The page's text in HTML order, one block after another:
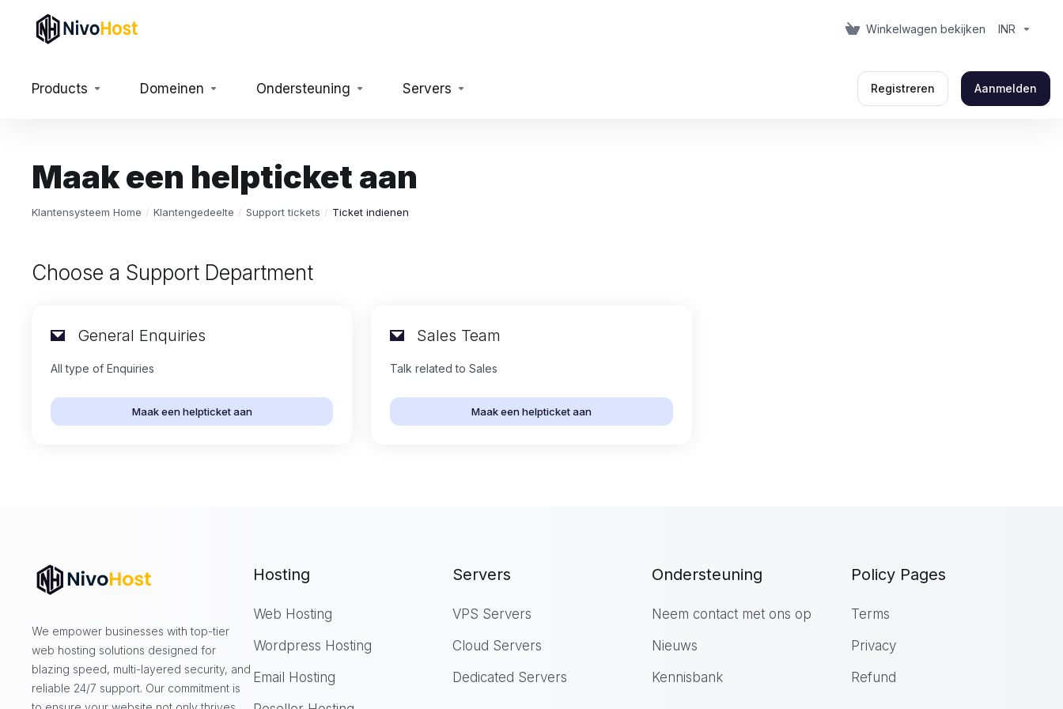
Winkelwagen bekijken INR
Products Domeinen Ondersteuning Servers Registreren Aanmelden
Maak een helpticket aan
Klantensysteem Home Klantengedeelte Support tickets Ticket indienen
Choose a Support Department
General Enquiries
All type of Enquiries
Maak een helpticket aan
Sales Team
Talk related to Sales
Maak een helpticket aan
We empower businesses with top-tier
web hosting solutions designed for
blazing speed, multi-layered security, and
reliable 24/7 support. Our commitment is
Hosting
Web Hosting
Wordpress Hosting
Email Hosting
Servers
VPS Servers
Cloud Servers
Dedicated Servers
Ondersteuning
Neem contact met ons op
Nieuws
Kennisbank
Policy Pages
Terms
Privacy
Refund